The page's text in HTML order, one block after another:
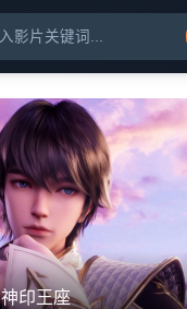
神印王座